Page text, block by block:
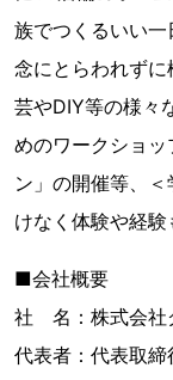
族でつくるいい
念にとらわれず
芸やDIY等の様々
めのワークショ
ン」の開催等、
けなく体験や経験
■会社概要
社 名：株式会社
代表者：代表取